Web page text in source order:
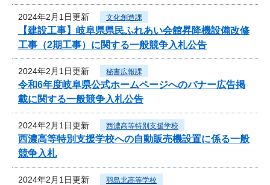
2024年2月1日更新 文化創造課
【建設工事】岐阜県県民ふれあい会館昇降機設備改修
工事（2期工事）に関する一般競争入札公告
2024年2月1日更新 秘書広報課
令和6年度岐阜県公式ホームページへのバナー広告掲
載に関する一般競争入札公告
2024年2月1日更新 西濃高等特別支援学校
西濃高等特別支援学校への自動販売機設置に係る一般
競争入札
2024年2月1日更新 羽島北高等学校